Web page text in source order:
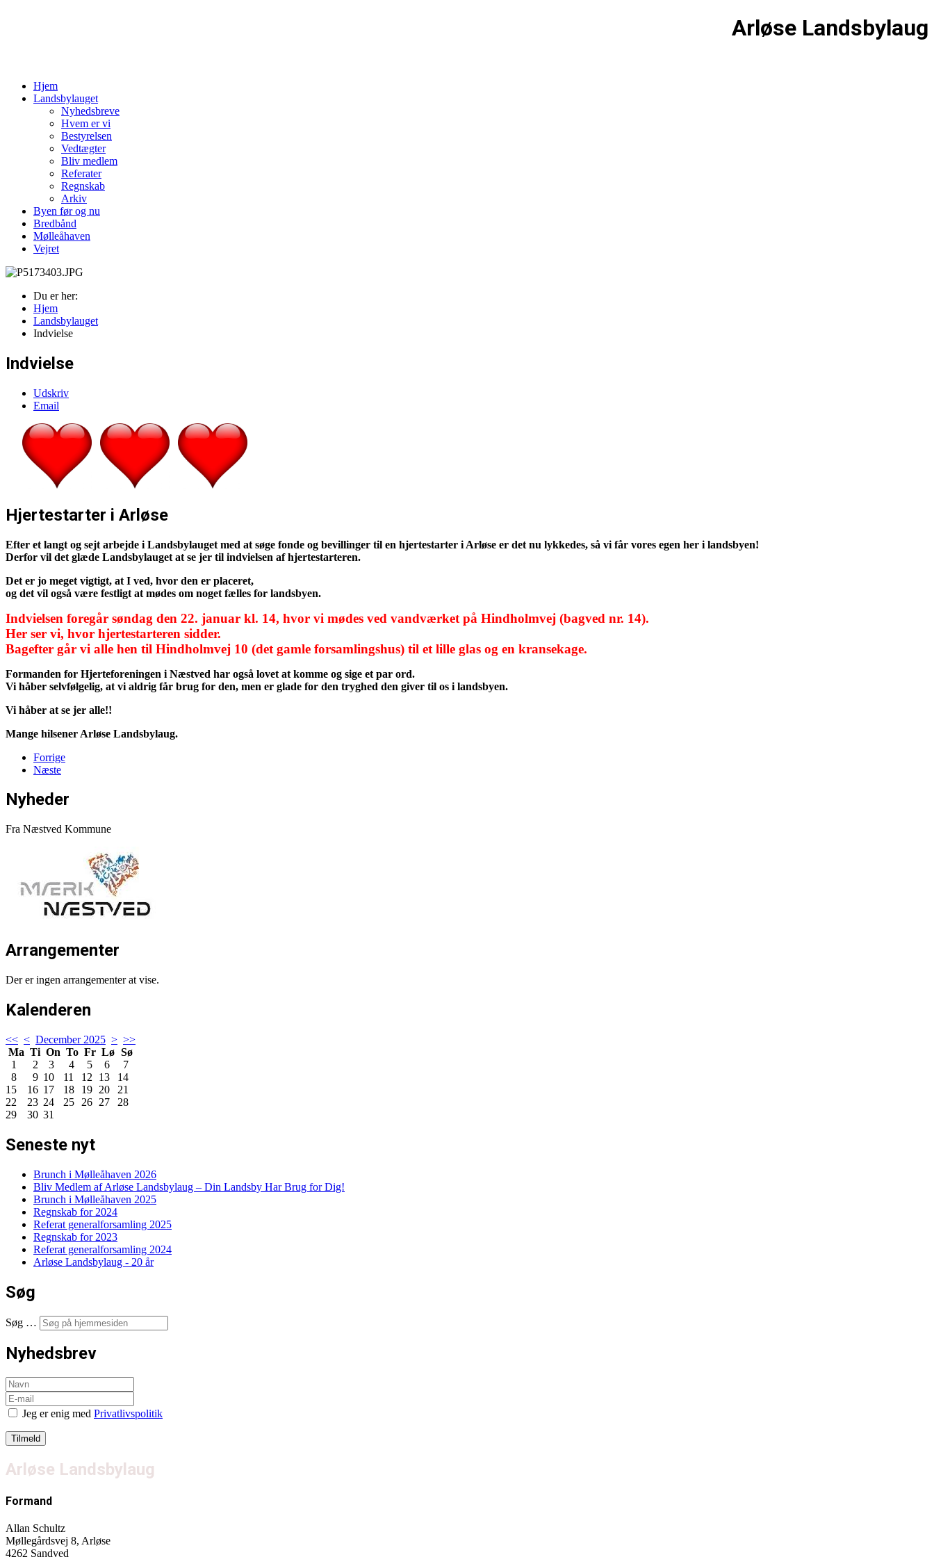
Arløse Landsbylaug
Hjem
Landsbylauget
Nyhedsbreve
Hvem er vi
Bestyrelsen
Vedtægter
Bliv medlem
Referater
Regnskab
Arkiv
Byen før og nu
Bredbånd
Mølleåhaven
Vejret
Du er her:
Hjem
Landsbylauget
Indvielse
Indvielse
Udskriv
Email
Hjertestarter i Arløse
Efter et langt og sejt arbejde i Landsbylauget med at søge fonde og bevillinger til en hjertestarter i Arløse er det nu lykkedes, så vi får vores egen her i landsbyen!
Derfor vil det glæde Landsbylauget at se jer til indvielsen af hjertestarteren.
Det er jo meget vigtigt, at I ved, hvor den er placeret,
og det vil også være festligt at mødes om noget fælles for landsbyen.
Indvielsen foregår søndag den 22. januar kl. 14, hvor vi mødes ved vandværket på Hindholmvej (bagved nr. 14).
Her ser vi, hvor hjertestarteren sidder.
Bagefter går vi alle hen til Hindholmvej 10 (det gamle forsamlingshus) til et lille glas og en kransekage.
Formanden for Hjerteforeningen i Næstved har også lovet at komme og sige et par ord.
Vi håber selvfølgelig, at vi aldrig får brug for den, men er glade for den tryghed den giver til os i landsbyen.
Vi håber at se jer alle!!
Mange hilsener Arløse Landsbylaug.
Forrige
Næste
Nyheder
Fra Næstved Kommune
Arrangementer
Der er ingen arrangementer at vise.
Kalenderen
<< < December 2025 > >>
Ma Ti On To Fr Lø Sø
1
2 3 4 5 6
7
8
9 10 11 12 13
14
15
16 17 18 19 20
21
22
23 24 25 26 27
28
29
30 31
Seneste nyt
Brunch i Mølleåhaven 2026
Bliv Medlem af Arløse Landsbylaug – Din Landsby Har Brug for Dig!
Brunch i Mølleåhaven 2025
Regnskab for 2024
Referat generalforsamling 2025
Regnskab for 2023
Referat generalforsamling 2024
Arløse Landsbylaug - 20 år
Søg
Søg …
Nyhedsbrev
Jeg er enig med Privatlivspolitik
Arløse Landsbylaug
Formand
Allan Schultz
Møllegårdsvej 8, Arløse
4262 Sandved